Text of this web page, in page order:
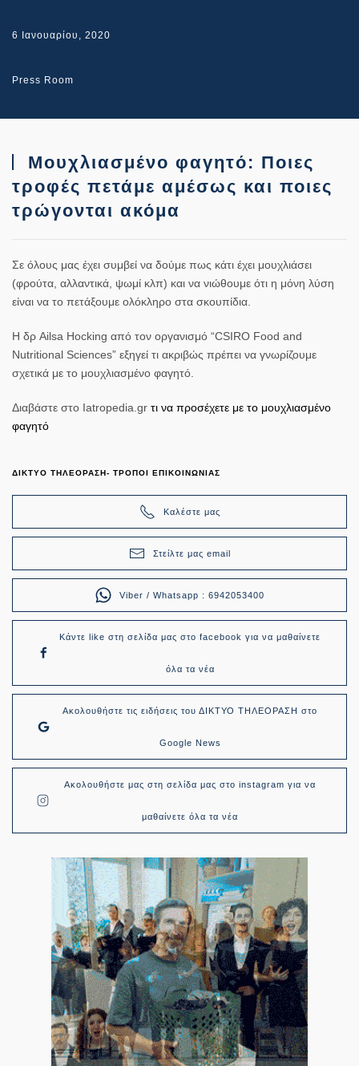
6 Ιανουαρίου, 2020
Press Room
Μουχλιασμένο φαγητό: Ποιες
τροφές πετάμε αμέσως και ποιες
τρώγονται ακόμα
Σε όλους μας έχει συμβεί να δούμε πως κάτι έχει μουχλιάσει
(φρούτα, αλλαντικά, ψωμί κλπ) και να νιώθουμε ότι η μόνη λύση
είναι να το πετάξουμε ολόκληρο στα σκουπίδια.
Η δρ Ailsa Hocking από τον οργανισμό “CSIRO Food and
Nutritional Sciences” εξηγεί τι ακριβώς πρέπει να γνωρίζουμε
σχετικά με το μουχλιασμένο φαγητό.
Διαβάστε στο Iatropedia.gr τι να προσέχετε με το μουχλιασμένο
φαγητό
ΔΙΚΤΥΟ ΤΗΛΕΟΡΑΣΗ- ΤΡΟΠΟΙ ΕΠΙΚΟΙΝΩΝΙΑΣ
Καλέστε μας
Στείλτε μας email
Viber / Whatsapp : 6942053400
Κάντε like στη σελίδα μας στο facebook για να μαθαίνετε
όλα τα νέα
Ακολουθήστε τις ειδήσεις του ΔΙΚΤΥΟ ΤΗΛΕΟΡΑΣΗ στο
Google News
Ακολουθήστε μας στη σελίδα μας στο instagram για να
μαθαίνετε όλα τα νέα